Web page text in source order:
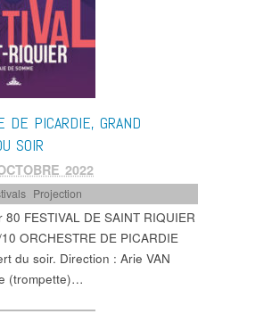
DE PICARDIE, GRAND
SOIR
2022
Projection
FESTIVAL DE SAINT RIQUIER
ORCHESTRE DE PICARDIE
du soir. Direction : Arie VAN
(trompette)…